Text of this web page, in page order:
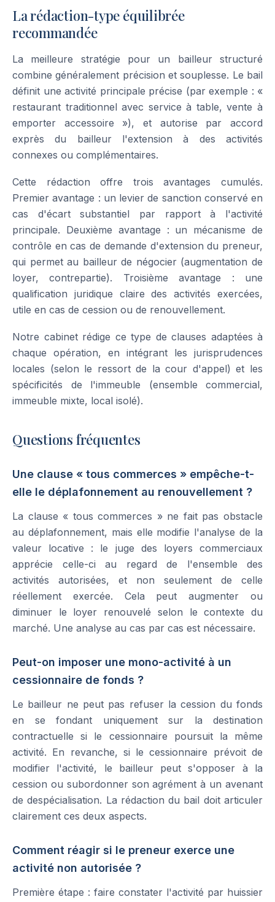
La rédaction-type équilibrée
recommandée
La meilleure stratégie pour un bailleur structuré
combine généralement précision et souplesse. Le bail
définit une activité principale précise (par exemple : «
restaurant traditionnel avec service à table, vente à
emporter accessoire »), et autorise par accord
exprès du bailleur l'extension à des activités
connexes ou complémentaires.
Cette rédaction offre trois avantages cumulés.
Premier avantage : un levier de sanction conservé en
cas d'écart substantiel par rapport à l'activité
principale. Deuxième avantage : un mécanisme de
contrôle en cas de demande d'extension du preneur,
qui permet au bailleur de négocier (augmentation de
loyer, contrepartie). Troisième avantage : une
qualification juridique claire des activités exercées,
utile en cas de cession ou de renouvellement.
Notre cabinet rédige ce type de clauses adaptées à
chaque opération, en intégrant les jurisprudences
locales (selon le ressort de la cour d'appel) et les
spécificités de l'immeuble (ensemble commercial,
immeuble mixte, local isolé).
Questions fréquentes
Une clause « tous commerces » empêche-t-
elle le déplafonnement au renouvellement ?
La clause « tous commerces » ne fait pas obstacle
au déplafonnement, mais elle modifie l'analyse de la
valeur locative : le juge des loyers commerciaux
apprécie celle-ci au regard de l'ensemble des
activités autorisées, et non seulement de celle
réellement exercée. Cela peut augmenter ou
diminuer le loyer renouvelé selon le contexte du
marché. Une analyse au cas par cas est nécessaire.
Peut-on imposer une mono-activité à un
cessionnaire de fonds ?
Le bailleur ne peut pas refuser la cession du fonds
en se fondant uniquement sur la destination
contractuelle si le cessionnaire poursuit la même
activité. En revanche, si le cessionnaire prévoit de
modifier l'activité, le bailleur peut s'opposer à la
cession ou subordonner son agrément à un avenant
de despécialisation. La rédaction du bail doit articuler
clairement ces deux aspects.
Comment réagir si le preneur exerce une
activité non autorisée ?
Première étape : faire constater l'activité par huissier